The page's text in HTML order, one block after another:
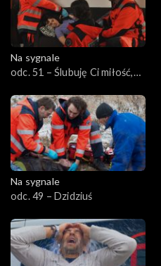
Na sygnale
odc. 51 – Ślubuję Ci miłość,
Na sygnale
odc. 49 – Dzidziuś